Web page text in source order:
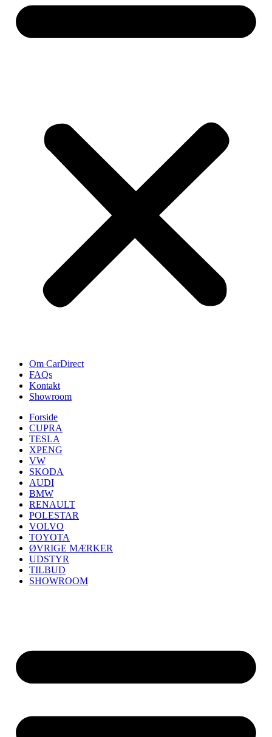
Om CarDirect
FAQs
Kontakt
Showroom
Forside
CUPRA
TESLA
XPENG
VW
SKODA
AUDI
BMW
RENAULT
POLESTAR
VOLVO
TOYOTA
ØVRIGE MÆRKER
UDSTYR
TILBUD
SHOWROOM